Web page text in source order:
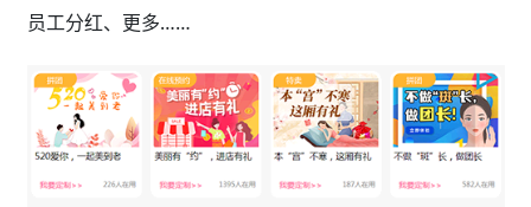
员工分红、更多……